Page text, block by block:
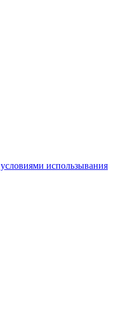
условиями использывания